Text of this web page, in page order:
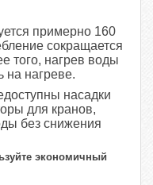
примерно 160
сокращается
того, нагрев воды
на нагреве.
насадки
для кранов,
без снижения
экономичный